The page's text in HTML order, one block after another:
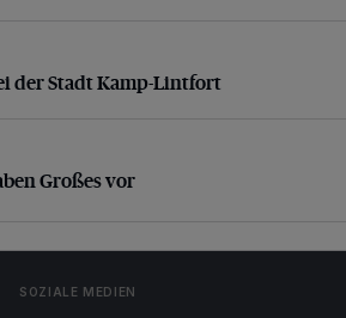
der Stadt Kamp-Lintfort
der Stadt Kamp-Lintfort
Großes vor
Großes vor
SOZIALE MEDIEN